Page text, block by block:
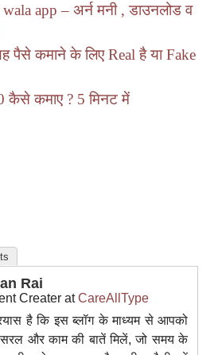
app – अर्न मनी , डाउनलोड व
पैसे कमाने के लिए Real है या Fake
कैसे कमाए ? 5 मिनट में
Rai
Creater atCareAllType
है कि इस ब्लॉग के माध्यम से आपको
और काम की बातें मिलें, जो समय के